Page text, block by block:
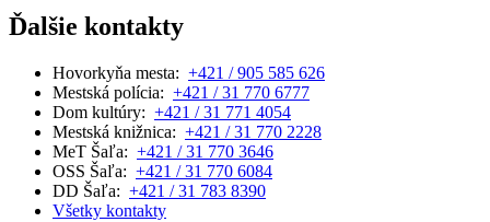
Ďalšie kontakty
Hovorkyňa mesta: +421 / 905 585 626
Mestská polícia: +421 / 31 770 6777
Dom kultúry: +421 / 31 771 4054
Mestská knižnica: +421 / 31 770 2228
MeT Šaľa: +421 / 31 770 3646
OSS Šaľa: +421 / 31 770 6084
DD Šaľa: +421 / 31 783 8390
Všetky kontakty